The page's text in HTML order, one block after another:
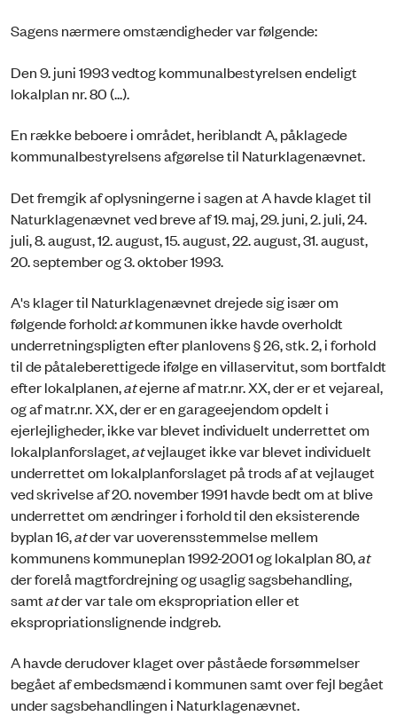
Sagens nærmere omstændigheder var følgende:
Den 9. juni 1993 vedtog kommunalbestyrelsen endeligt
lokalplan nr. 80 (...).
En række beboere i området, heriblandt A, påklagede
kommunalbestyrelsens afgørelse til Naturklagenævnet.
Det fremgik af oplysningerne i sagen at A havde klaget til
Naturklagenævnet ved breve af 19. maj, 29. juni, 2. juli, 24.
juli, 8. august, 12. august, 15. august, 22. august, 31. august,
20. september og 3. oktober 1993.
A's klager til Naturklagenævnet drejede sig især om
følgende forhold:atkommunen ikke havde overholdt
underretningspligten efter planlovens § 26, stk. 2, i forhold
til de påtaleberettigede ifølge en villaservitut, som bortfaldt
efter lokalplanen,atejerne af matr.nr. XX, der er et vejareal,
og af matr.nr. XX, der er en garageejendom opdelt i
ejerlejligheder, ikke var blevet individuelt underrettet om
lokalplanforslaget,atvejlauget ikke var blevet individuelt
underrettet om lokalplanforslaget på trods af at vejlauget
ved skrivelse af 20. november 1991 havde bedt om at blive
underrettet om ændringer i forhold til den eksisterende
byplan 16,atder var uoverensstemmelse mellem
kommunens kommuneplan 1992-2001 og lokalplan 80,at
der forelå magtfordrejning og usaglig sagsbehandling,
samtatder var tale om ekspropriation eller et
ekspropriationslignende indgreb.
A havde derudover klaget over påståede forsømmelser
begået af embedsmænd i kommunen samt over fejl begået
under sagsbehandlingen i Naturklagenævnet.